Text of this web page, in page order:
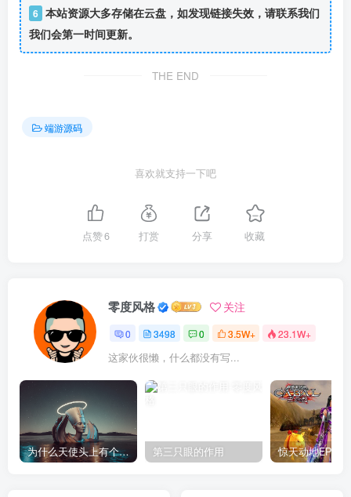
6 本站资源大多存储在云盘，如发现链接失效，请联系我们
我们会第一时间更新。
THE END
端游源码
喜欢就支持一下吧
点赞6 打赏 分享 收藏
零度风格 关注
0 3498 0 3.5W+ 23.1W+
这家伙很懒，什么都没有写...
为什么天使头上有个圈？ 第三只眼的作用